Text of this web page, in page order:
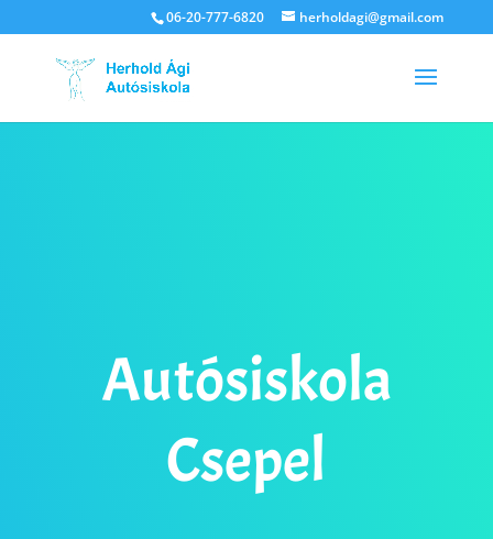
06-20-777-6820 herholdagi@gmail.com
Autósiskola
Csepel